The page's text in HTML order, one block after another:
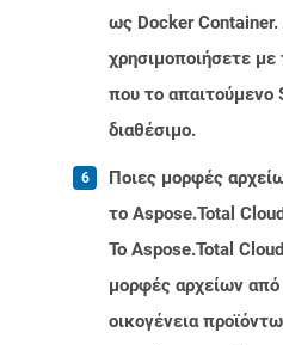
ως Docker
χρησιμοποιήσετε
που το απαιτούμενο
διαθέσιμο.
Ποιες μορφές
το Aspose.Total
Το Aspose.Total
μορφές αρχείων
οικογένεια